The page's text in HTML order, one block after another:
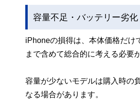
容量不足・バッテリー劣
iPhoneの損得は、本体価格だけ
まで含めて総合的に考える必要
容量が少ないモデルは購入時の
なる場合があります。